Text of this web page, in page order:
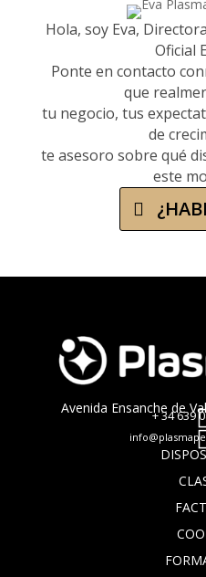
Hola, soy Eva,
Oficial
Ponte en contacto
que
tu negocio, tus
de
te asesoro sobre qué
este
Avenida Ensanche de
+ 34639